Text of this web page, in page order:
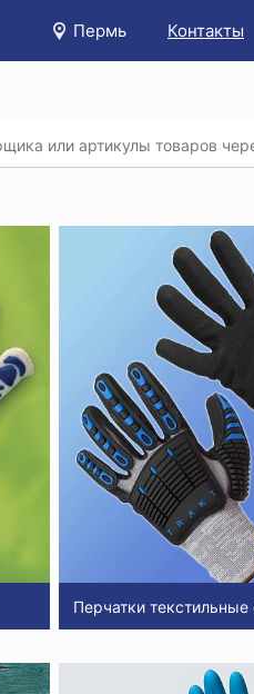
Пермь Контакты
Перчатки